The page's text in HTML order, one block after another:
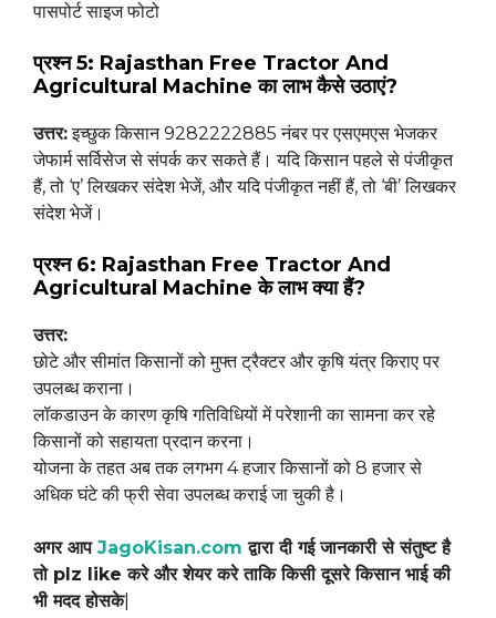
पासपोर्ट साइज फोटो
प्रश्न 5: Rajasthan Free Tractor And
Agricultural Machine का लाभ कैसे उठाएं?
उत्तर:इच्छुक किसान 9282222885 नंबर पर एसएमएस भेजकर
जेफार्म सर्विसेज से संपर्क कर सकते हैं। यदि किसान पहले से पंजीकृत
हैं, तो ‘ए’ लिखकर संदेश भेजें, और यदि पंजीकृत नहीं हैं, तो ‘बी’ लिखकर
संदेश भेजें।
प्रश्न 6: Rajasthan Free Tractor And
Agricultural Machine के लाभ क्या हैं?
उत्तर:
छोटे और सीमांत किसानों को मुफ्त ट्रैक्टर और कृषि यंत्र किराए पर
उपलब्ध कराना।
लॉकडाउन के कारण कृषि गतिविधियों में परेशानी का सामना कर रहे
किसानों को सहायता प्रदान करना।
योजना के तहत अब तक लगभग 4 हजार किसानों को 8 हजार से
अधिक घंटे की फ्री सेवा उपलब्ध कराई जा चुकी है।
अगर आप JagoKisan.com द्वारा दी गई जानकारी से संतुष्ट है
तो plz like करे और शेयर करे ताकि किसी दूसरे किसान भाई की
भी मदद होसके|